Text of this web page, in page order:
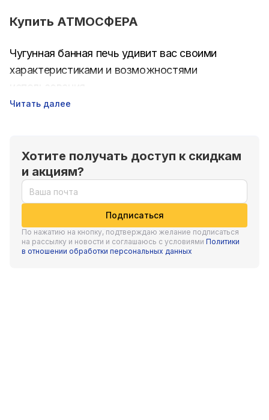
Купить АТМОСФЕРА
Чугунная банная печь удивит вас своими
характеристиками и возможностями
Читать далее
Хотите получать доступ к скидкам
и акциям?
Подписаться
По нажатию на кнопку, подтверждаю желание подписаться
на рассылку и новости и соглашаюсь с условиями Политики
в отношении обработки персональных данных